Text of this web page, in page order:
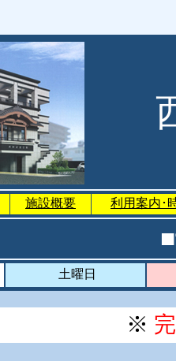
施設概要 利用案内･
土曜日
※